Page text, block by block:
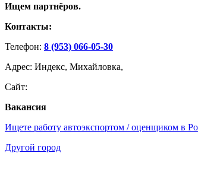
Ищем партнёров.
Контакты:
Телефон: 8 (953) 066-05-30
Адрес: Индекс, Михайловка,
Сайт:
Вакансия
Ищете работу автоэкспортом / оценщиком в
Другой город